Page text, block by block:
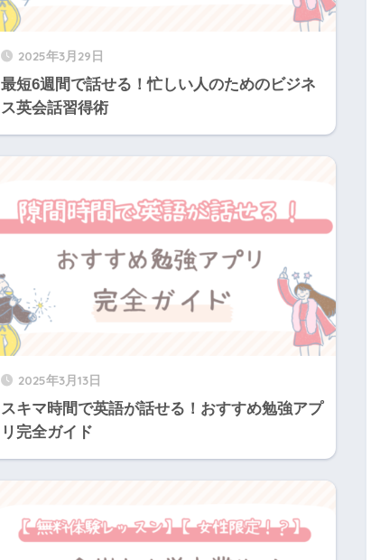
2025年3月29日
最短6週間で話せる！忙しい人のためのビジネ
ス英会話習得術
2025年3月13日
スキマ時間で英語が話せる！おすすめ勉強アプ
リ完全ガイド